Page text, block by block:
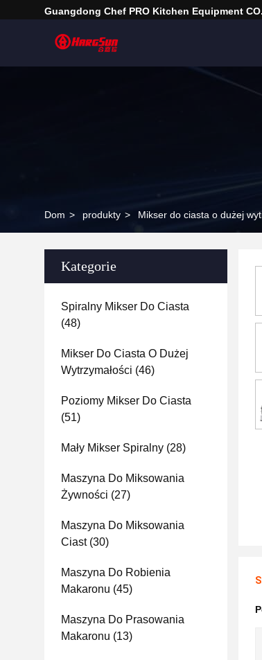
Guangdong Chef PRO Kitchen Equipment
Dom > produkty > Mikser do ciasta o dużej
Kategorie
Spiralny Mikser Do Ciasta
(48)
Mikser Do Ciasta O Dużej
Wytrzymałości (46)
Poziomy Mikser Do Ciasta
(51)
Mały Mikser Spiralny (28)
Maszyna Do Miksowania
Żywności (27)
Maszyna Do Miksowania
Ciast(30)
Maszyna Do Robienia
Makaronu (45)
Maszyna Do Prasowania
Makaronu (13)